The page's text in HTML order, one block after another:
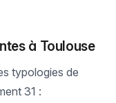
à Toulouse
typologies de
31 :